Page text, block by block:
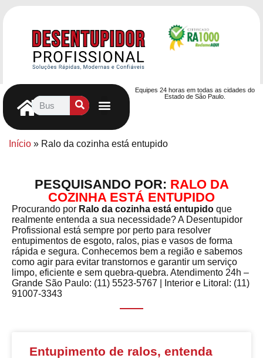
Equipes 24 horas em todas as cidades do
Estado de São Paulo.
Início » Ralo da cozinha está entupido
PESQUISANDO POR: RALO DA
COZINHA ESTÁ ENTUPIDO
Procurando por Ralo da cozinha está entupido que
realmente entenda a sua necessidade? A Desentupidor
Profissional está sempre por perto para resolver
entupimentos de esgoto, ralos, pias e vasos de forma
rápida e segura. Conhecemos bem a região e sabemos
como agir para evitar transtornos e garantir um serviço
limpo, eficiente e sem quebra-quebra. Atendimento 24h –
Grande São Paulo: (11) 5523-5767 | Interior e Litoral: (11)
91007-3343
Entupimento de ralos, entenda